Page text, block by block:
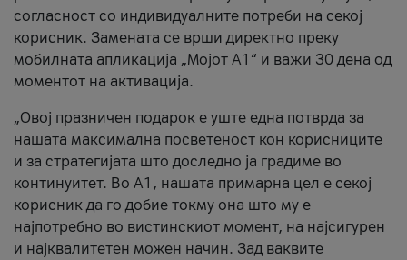
согласност со индивидуалните потреби на секој
корисник. Замената се врши директно преку
мобилната апликација „Мојот А1“ и важи 30 дена од
моментот на активација.
„Овој празничен подарок е уште една потврда за
нашата максимална посветеност кон корисниците
и за стратегијата што доследно ја градиме во
континуитет. Во А1, нашата примарна цел е секој
корисник да го добие токму она што му е
најпотребно во вистинскиот момент, на најсигурен
и најквалитетен можен начин. Зад ваквите